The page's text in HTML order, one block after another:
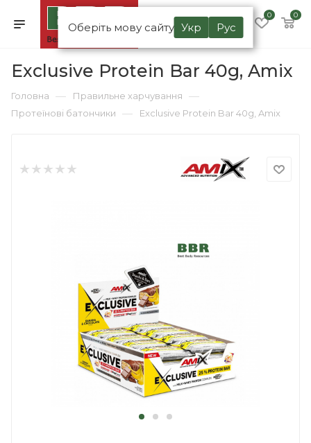
Оберіть мову сайту Укр Рус
0 0
Exclusive Protein Bar 40g, Amix
Головна — Правильне харчування —
Протеїнові батончики — Exclusive Protein Bar 40g, Amix